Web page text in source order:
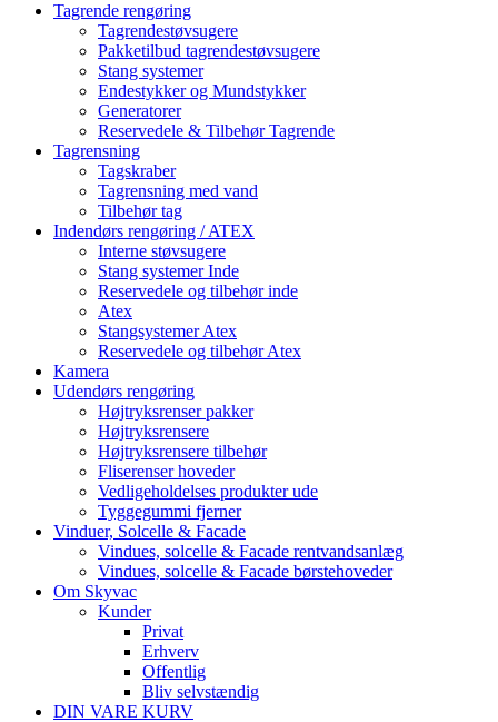
Tagrende rengøring
Tagrendestøvsugere
Pakketilbud tagrendestøvsugere
Stang systemer
Endestykker og Mundstykker
Generatorer
Reservedele & Tilbehør Tagrende
Tagrensning
Tagskraber
Tagrensning med vand
Tilbehør tag
Indendørs rengøring / ATEX
Interne støvsugere
Stang systemer Inde
Reservedele og tilbehør inde
Atex
Stangsystemer Atex
Reservedele og tilbehør Atex
Kamera
Udendørs rengøring
Højtryksrenser pakker
Højtryksrensere
Højtryksrensere tilbehør
Fliserenser hoveder
Vedligeholdelses produkter ude
Tyggegummi fjerner
Vinduer, Solcelle & Facade
Vindues, solcelle & Facade rentvandsanlæg
Vindues, solcelle & Facade børstehoveder
Om Skyvac
Kunder
Privat
Erhverv
Offentlig
Bliv selvstændig
DIN VARE KURV